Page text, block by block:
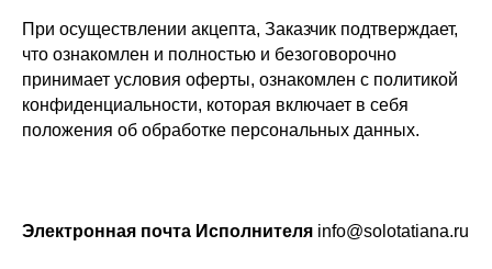
При осуществлении акцепта, Заказчик подтверждает,
что ознакомлен и полностью и безоговорочно
принимает условия оферты, ознакомлен с политикой
конфиденциальности, которая включает в себя
положения об обработке персональных данных.
Электронная почта Исполнителя info@solotatiana.ru